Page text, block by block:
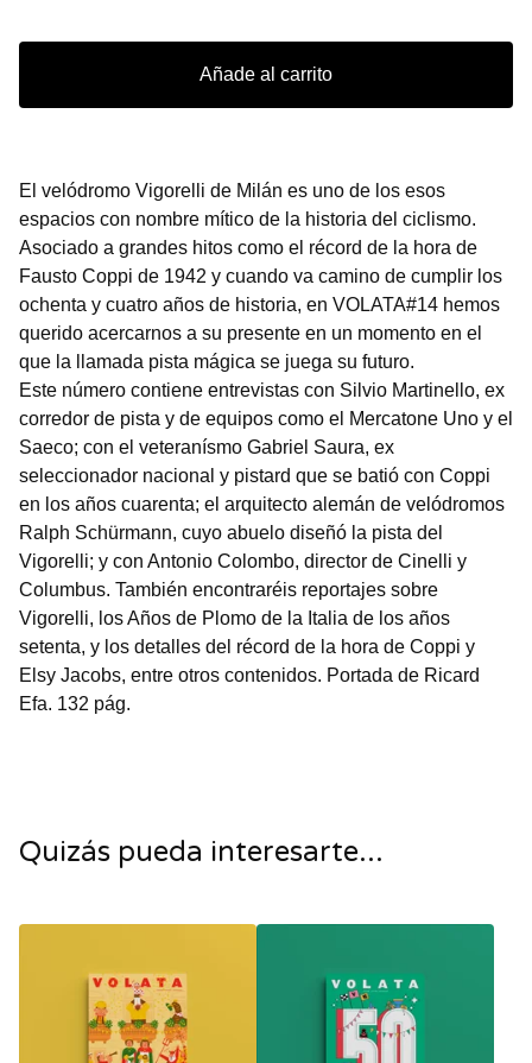
Añade al carrito
El velódromo Vigorelli de Milán es uno de los esos
espacios con nombre mítico de la historia del ciclismo.
Asociado a grandes hitos como el récord de la hora de
Fausto Coppi de 1942 y cuando va camino de cumplir los
ochenta y cuatro años de historia, en VOLATA#14 hemos
querido acercarnos a su presente en un momento en el
que la llamada pista mágica se juega su futuro.
Este número contiene entrevistas con Silvio Martinello, ex
corredor de pista y de equipos como el Mercatone Uno y el
Saeco; con el veteranísmo Gabriel Saura, ex
seleccionador nacional y pistard que se batió con Coppi
en los años cuarenta; el arquitecto alemán de velódromos
Ralph Schürmann, cuyo abuelo diseñó la pista del
Vigorelli; y con Antonio Colombo, director de Cinelli y
Columbus. También encontraréis reportajes sobre
Vigorelli, los Años de Plomo de la Italia de los años
setenta, y los detalles del récord de la hora de Coppi y
Elsy Jacobs, entre otros contenidos. Portada de Ricard
Efa. 132 pág.
Quizás pueda interesarte...